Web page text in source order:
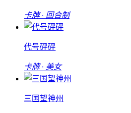
卡牌 · 回合制
代号砰砰
卡牌 · 美女
三国望神州